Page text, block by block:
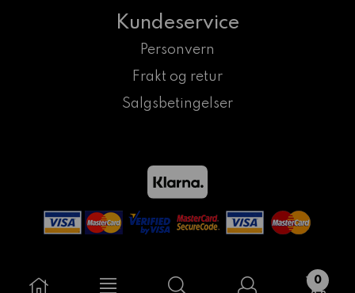
0
Kundeservice
Personvern
Frakt og retur
Salgsbetingelser